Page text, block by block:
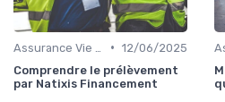
• 12/06/2025
Comprendre le prélèvement
par Natixis Financement